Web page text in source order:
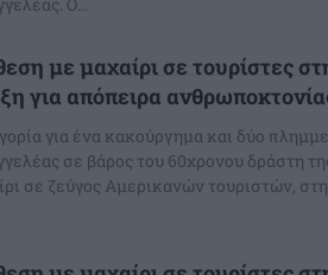
με μαχαίρι σε τουρίστες
για απόπειρα
για ένα κακούργημα και δύο
σε βάρος του 60χρονου δράστη
σε ζεύγος Αμερικανών τουριστών,